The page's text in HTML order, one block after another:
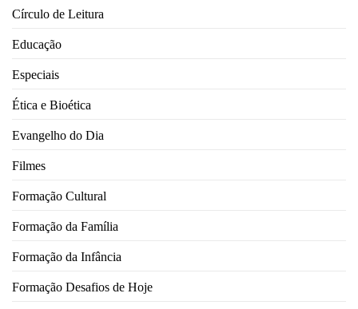
Círculo de Leitura
Educação
Especiais
Ética e Bioética
Evangelho do Dia
Filmes
Formação Cultural
Formação da Família
Formação da Infância
Formação Desafios de Hoje